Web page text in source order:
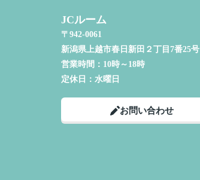
JCルーム
〒942-0061
新潟県上越市春日新田２丁目7番25号
営業時間： 10時～18時
定休日： 水曜日
お問い合わせ